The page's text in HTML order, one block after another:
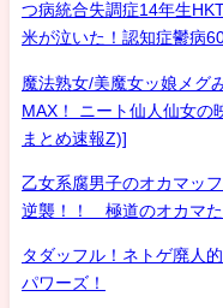
つ病統合失調症14年生
米が泣いた！認知症鬱病
魔法熟女/美魔女ッ娘メグ
MAX！ ニート仙人仙女の
まとめ速報Z)]
乙女系腐男子のオカマッ
逆襲！！ 極道のオカマた
タダッフル！ネトゲ廃人
パワーズ！